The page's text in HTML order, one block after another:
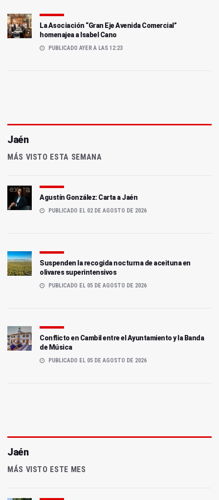
La Asociación “Gran Eje Avenida Comercial”
homenajea a Isabel Cano
PUBLICADO AYER A LAS 12:23
Jaén
MÁS VISTO ESTA SEMANA
Agustín González: Carta a Jaén
PUBLICADO EL 02 DE AGOSTO DE 2026
Suspenden la recogida nocturna de aceituna en
olivares superintensivos
PUBLICADO EL 05 DE AGOSTO DE 2026
Conflicto en Cambil entre el Ayuntamiento y la Banda
de Música
PUBLICADO EL 05 DE AGOSTO DE 2026
Jaén
MÁS VISTO ESTE MES